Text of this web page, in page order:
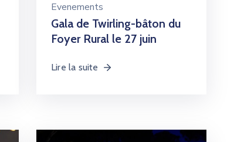
Evenements
Gala de Twirling-bâton du
Foyer Rural le 27 juin
Lire la suite